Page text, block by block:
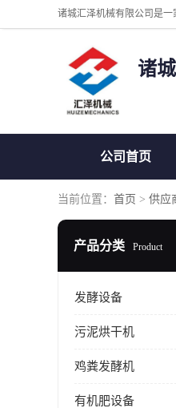
诸
公司首页
当前位置： 首页 > 供应
产品分类 Product
发酵设备
污泥烘干机
鸡粪发酵机
有机肥设备